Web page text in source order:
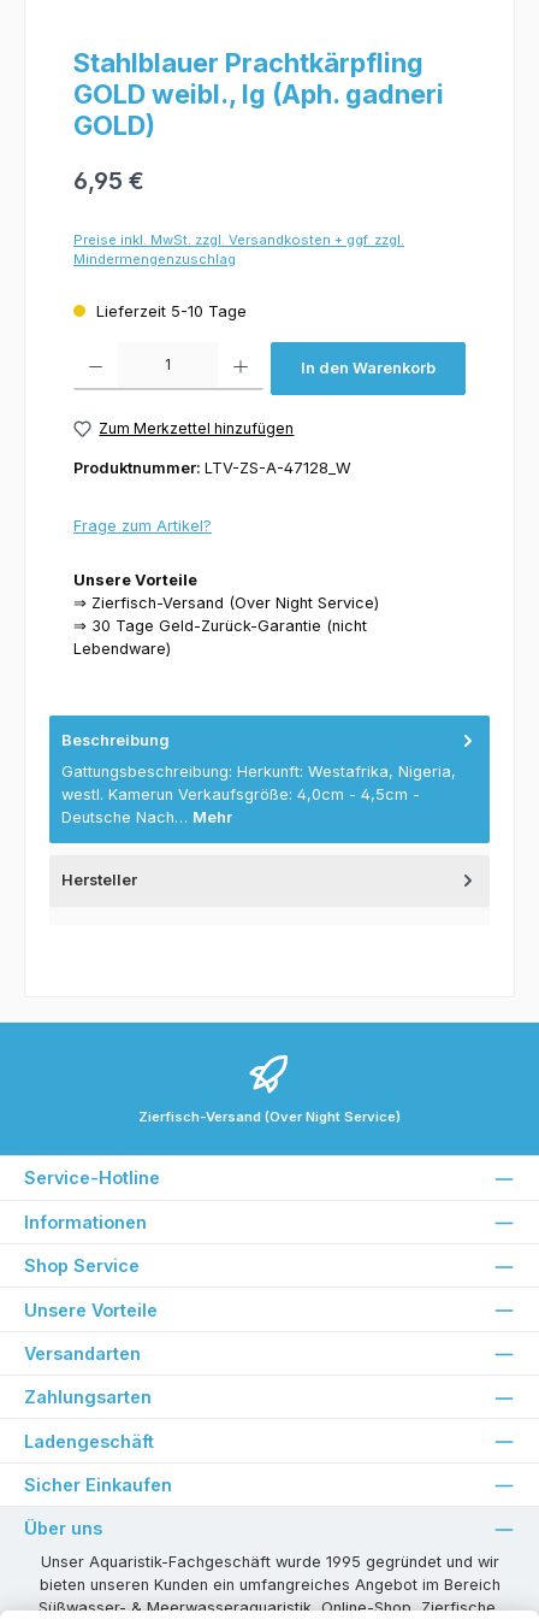
Stahlblauer Prachtkärpfling
GOLD weibl., lg (Aph. gadneri
GOLD)
6,95 €
Preise inkl. MwSt. zzgl. Versandkosten + ggf. zzgl.
Mindermengenzuschlag
Lieferzeit 5-10 Tage
In den Warenkorb
Zum Merkzettel hinzufügen
Produktnummer: LTV-ZS-A-47128_W
Frage zum Artikel?
Unsere Vorteile
⇒ Zierfisch-Versand (Over Night Service)
⇒ 30 Tage Geld-Zurück-Garantie (nicht
Lebendware)
Beschreibung
Gattungsbeschreibung: Herkunft: Westafrika, Nigeria,
westl. Kamerun Verkaufsgröße: 4,0cm - 4,5cm -
Deutsche Nach… Mehr
Hersteller
Zierfisch-Versand (Over Night Service)
Service-Hotline
Informationen
Shop Service
Unsere Vorteile
Versandarten
Zahlungsarten
Ladengeschäft
Sicher Einkaufen
Über uns
Unser Aquaristik-Fachgeschäft wurde 1995 gegründet und wir
bieten unseren Kunden ein umfangreiches Angebot im Bereich
Süßwasser- & Meerwasseraquaristik, Online-Shop, Zierfische,